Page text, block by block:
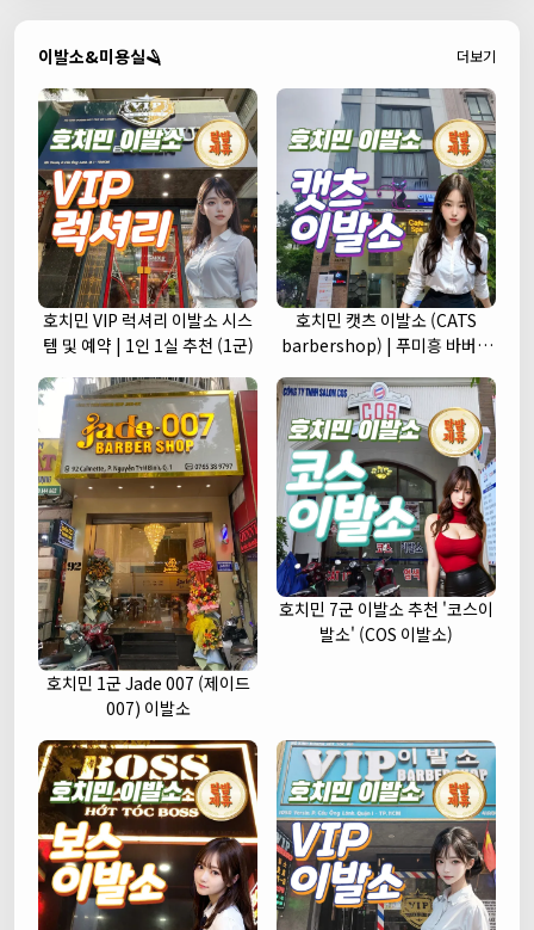
이발소&미용실🪒 더보기
호치민 VIP 럭셔리 이발소 시스
템 및 예약 | 1인 1실 추천 (1군)
호치민 캣츠 이발소 (CATS
barbershop) | 푸미흥 바버샵
호치민 1군 Jade 007 (제이드
007) 이발소
호치민 7군 이발소 추천 '코스이
발소' (COS 이발소)